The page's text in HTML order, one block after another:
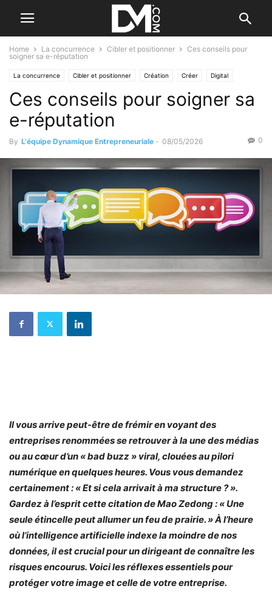
Home La concurrence Cibler et positionner
Ces conseils pour
soigner sa e-réputation
La concurrence Cibler et positionner Création Créer Digital
Ces conseils pour soigner sa
e-réputation
By L'équipe Dynamique Entrepreneuriale - 08/05/2026 0
Il vous arrive peut-être de frémir en voyant des
entreprises renommées se retrouver à la une des médias
ou au cœur d’un « bad buzz » viral, clouées au pilori
numérique en quelques heures. Vous vous demandez
certainement : « Et si cela arrivait à ma structure ? ».
Gardez à l’esprit cette citation de Mao Zedong : « Une
seule étincelle peut allumer un feu de prairie. » À l’heure
où l’intelligence artificielle indexe la moindre de nos
données, il est crucial pour un dirigeant de connaître les
risques encourus. Voici les réflexes essentiels pour
protéger votre image et celle de votre entreprise.